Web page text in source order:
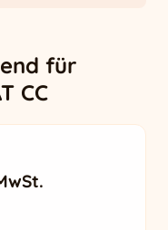
für
CC
Preis war:
Preis ist: